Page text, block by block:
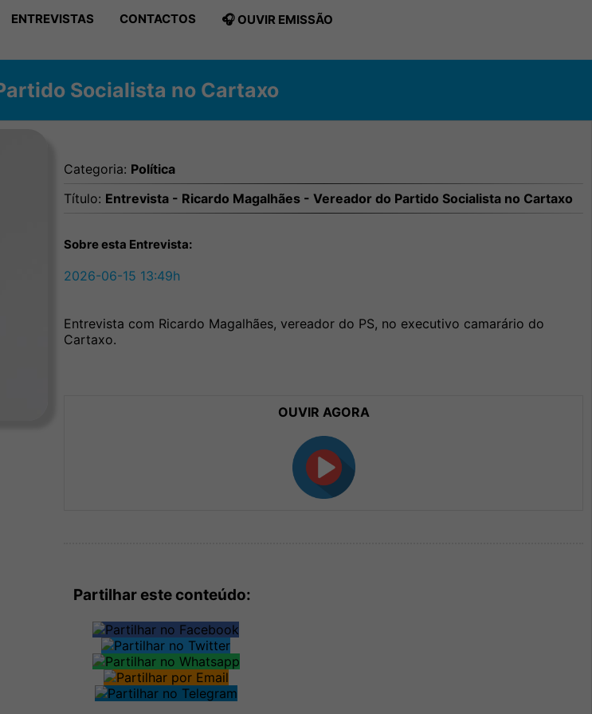
ENTREVISTAS CONTACTOS 🎧 OUVIR EMISSÃO
Socialista no Cartaxo
Categoria: Política
Título: Entrevista - Ricardo Magalhães - Vereador do Partido Socialista no Cartaxo
Sobre esta Entrevista:
2026-06-15 13:49h
Entrevista com Ricardo Magalhães, vereador do PS, no executivo camarário do
Cartaxo.
OUVIR AGORA
Partilhar este conteúdo: